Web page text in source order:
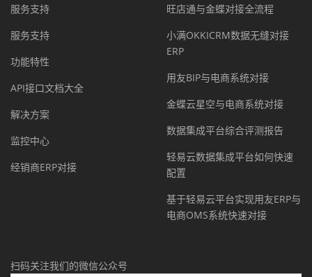
服务支持
服务支持
功能特性
API接口文档大全
解决方案
监控中心
经销商ERP对接
旺店通与金蝶对接全流程
小满OKKICRM数据无缝对接
ERP
用友BIP与电商系统对接
金蝶云星空与电商系统对接
数据集成平台综合评测报告
轻易云数据集成平台如何快速
配置
基于轻易云平台实现用友ERP与
电商OMS系统快速对接
扫码关注我们的微信公众号